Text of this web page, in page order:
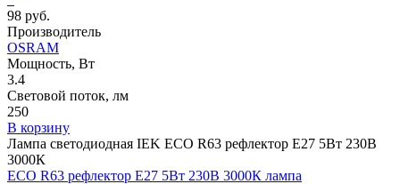
98 руб.
Производитель
OSRAM
Мощность, Вт
3.4
Световой поток, лм
250
В корзину
Лампа светодиодная IEK ECO R63 рефлектор E27 5Вт 230В
3000К
ECO R63 рефлектор E27 5Вт 230В 3000К лампа